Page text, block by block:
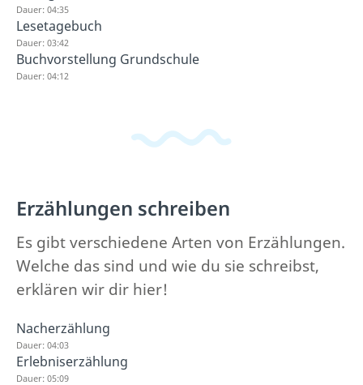
Dauer: 04:35
Lesetagebuch
Dauer: 03:42
Buchvorstellung Grundschule
Dauer: 04:12
Erzählungen schreiben
Es gibt verschiedene Arten von Erzählungen.
Welche das sind und wie du sie schreibst,
erklären wir dir hier!
Nacherzählung
Dauer: 04:03
Erlebniserzählung
Dauer: 05:09